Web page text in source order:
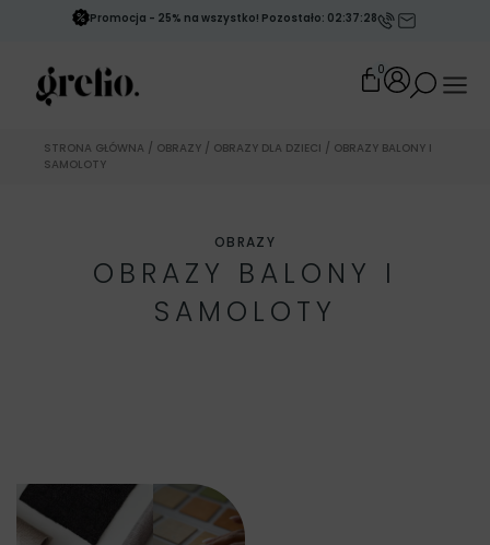
Promocja - 25% na wszystko! Pozostało: 02:37:25
0
STRONA GŁÓWNA / OBRAZY / OBRAZY DLA DZIECI / OBRAZY BALONY I
SAMOLOTY
OBRAZY
OBRAZY BALONY I
SAMOLOTY